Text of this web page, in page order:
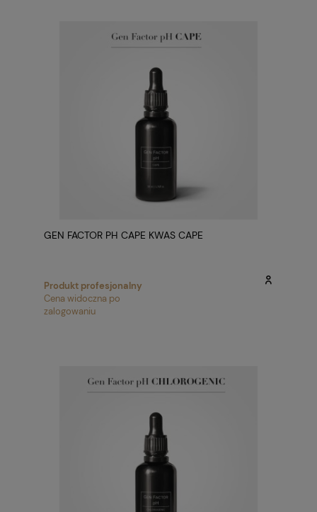
GEN FACTOR PH CAPE KWAS CAPE
Produkt profesjonalny
Cena widoczna po
zalogowaniu